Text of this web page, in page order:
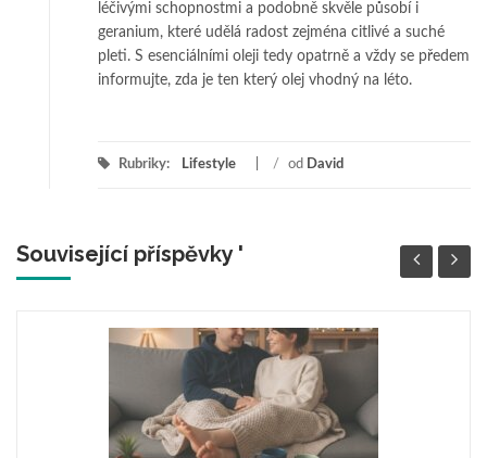
léčivými schopnostmi a podobně skvěle působí i
geranium, které udělá radost zejména citlivé a suché
pleti. S esenciálními oleji tedy opatrně a vždy se předem
informujte, zda je ten který olej vhodný na léto.
Rubriky: Lifestyle / od David
Související příspěvky '